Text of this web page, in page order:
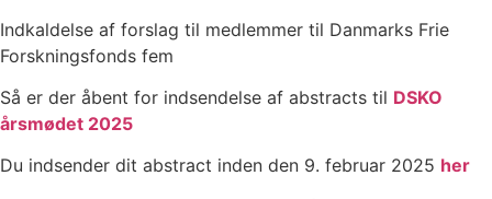
Indkaldelse af forslag til medlemmer til Danmarks Frie
Forskningsfonds fem
Så er der åbent for indsendelse af abstracts til DSKO
årsmødet 2025
Du indsender dit abstract inden den 9. februar 2025 her